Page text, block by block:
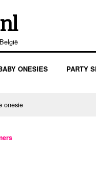
ONESIES PARTY
onesie